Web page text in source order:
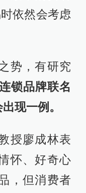
依然会考虑
势，有研究
锁品牌联名
现一例。
授廖成林表
怀、好奇心
，但消费者